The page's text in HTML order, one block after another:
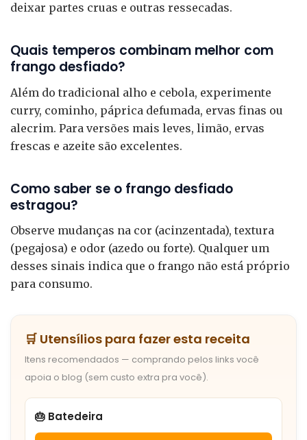
deixar partes cruas e outras ressecadas.
Quais temperos combinam melhor com
frango desfiado?
Além do tradicional alho e cebola, experimente
curry, cominho, páprica defumada, ervas finas ou
alecrim. Para versões mais leves, limão, ervas
frescas e azeite são excelentes.
Como saber se o frango desfiado
estragou?
Observe mudanças na cor (acinzentada), textura
(pegajosa) e odor (azedo ou forte). Qualquer um
desses sinais indica que o frango não está próprio
para consumo.
🛒 Utensílios para fazer esta receita
Itens recomendados — comprando pelos links você
apoia o blog (sem custo extra pra você).
🎂 Batedeira